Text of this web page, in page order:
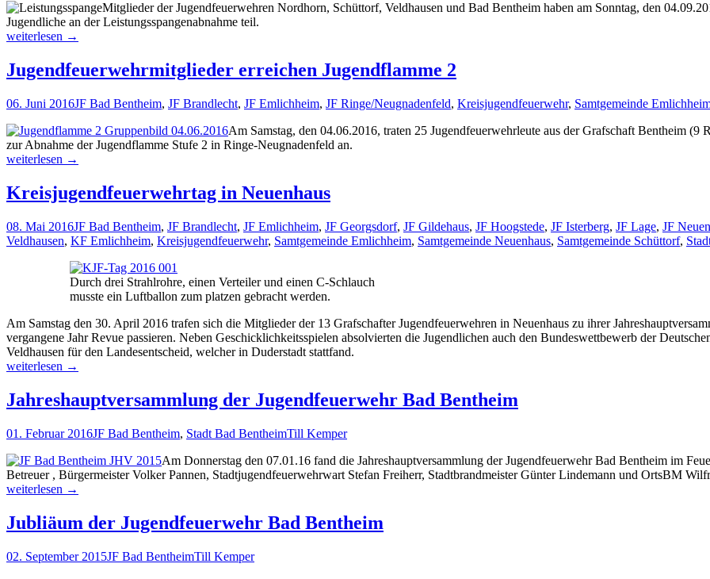
Mitglieder der Jugendfeuerwehren Nordhorn, Schüttorf, Veldhausen und Bad Bentheim haben am Sonntag, den
Jugendliche an der Leistungsspangenabnahme teil.
Erfolg
alle
vier
aus
der
Grafschaft
bei
der
weiterlesen →
Jugendfeuerwehrmitglieder erreichen Jugendflamme 2
06. Juni 2016JF Bad Bentheim, JF Brandlecht, JF Emlichheim, JF Ringe/Neugnadenfeld, Kreisjugendfeuerwehr, Samtgemeinde
Am Samstag, den 04.06.2016, traten 25 Jugendfeuerwehrleute aus der Grafschaft Bentheim
zur Abnahme der Jugendflamme Stufe 2 in Ringe-Neugnadenfeld an.
Jugendfeuerwehrmitglieder
Jugendflamme
2
weiterlesen →
Kreisjugendfeuerwehrtag in Neuenhaus
08. Mai 2016JF Bad Bentheim, JF Brandlecht, JF Emlichheim, JF Georgsdorf, JF Gildehaus, JF Hoogstede, JF Isterberg, JF Lage, JF
Veldhausen, KF Emlichheim, Kreisjugendfeuerwehr, Samtgemeinde Emlichheim, Samtgemeinde Neuenhaus, Samtgemeinde Schüttorf,
Durch drei Strahlrohre, einen Verteiler und einen C-Schlauch
musste ein Luftballon zum platzen gebracht werden.
Am Samstag den 30. April 2016 trafen sich die Mitglieder der 13 Grafschafter Jugendfeuerwehren in Neuenhaus zu ihrer
vergangene Jahr Revue passieren. Neben Geschicklichkeitsspielen absolvierten die Jugendlichen auch den Bundeswettbewerb der
Veldhausen für den Landesentscheid, welcher in Duderstadt stattfand.
Kreisjugendfeuerwehrtag
Neuenhaus
weiterlesen →
Jahreshauptversammlung der Jugendfeuerwehr Bad Bentheim
01. Februar 2016JF Bad Bentheim, Stadt Bad BentheimTill Kemper
Am Donnerstag den 07.01.16 fand die Jahreshauptversammlung der Jugendfeuerwehr Bad Bentheim im
Betreuer , Bürgermeister Volker Pannen, Stadtjugendfeuerwehrwart Stefan Freiherr, Stadtbrandmeister Günter Lindemann und OrtsBM
Jahreshauptversammlung
Jugendfeuerwehr
Bad
weiterlesen →
Jubliäum der Jugendfeuerwehr Bad Bentheim
02. September 2015JF Bad BentheimTill Kemper